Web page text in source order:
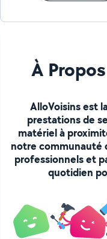
À
AlloVoisins est
prestations de
matériel à
notre communauté
professionnels et
quotidien